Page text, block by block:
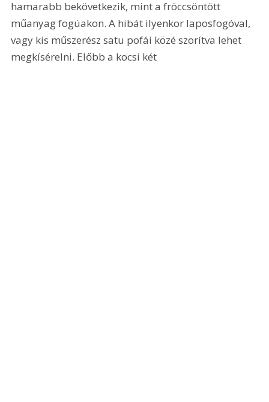
hamarabb bekövetkezik, mint a fröccsöntött
műanyag fogúakon. A hibát ilyenkor laposfogóval,
vagy kis műszerész satu pofái közé szorítva lehet
megkísérelni. Előbb a kocsi két